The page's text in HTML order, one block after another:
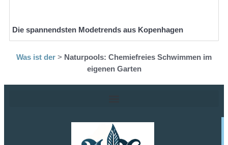
Die spannendsten Modetrends aus Kopenhagen
Was ist der > Naturpools: Chemiefreies Schwimmen im
eigenen Garten